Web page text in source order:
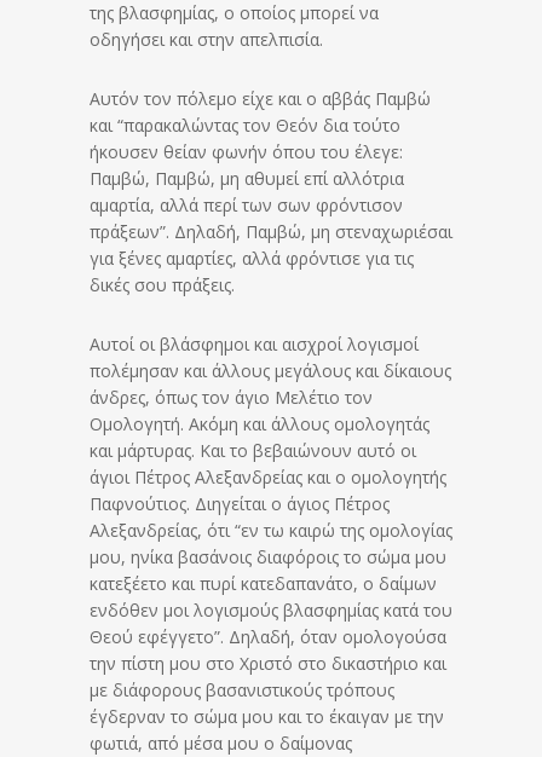
της βλασφημίας, ο οποίος μπορεί να
οδηγήσει και στην απελπισία.
Αυτόν τον πόλεμο είχε και ο αββάς Παμβώ
και “παρακαλώντας τον Θεόν δια τούτο
ήκουσεν θείαν φωνήν όπου του έλεγε:
Παμβώ, Παμβώ, μη αθυμεί επί αλλότρια
αμαρτία, αλλά περί των σων φρόντισον
πράξεων”. Δηλαδή, Παμβώ, μη στεναχωριέσαι
για ξένες αμαρτίες, αλλά φρόντισε για τις
δικές σου πράξεις.
Αυτοί οι βλάσφημοι και αισχροί λογισμοί
πολέμησαν και άλλους μεγάλους και δίκαιους
άνδρες, όπως τον άγιο Μελέτιο τον
Ομολογητή. Ακόμη και άλλους ομολογητάς
και μάρτυρας. Και το βεβαιώνουν αυτό οι
άγιοι Πέτρος Αλεξανδρείας και ο ομολογητής
Παφνούτιος. Διηγείται ο άγιος Πέτρος
Αλεξανδρείας, ότι “εν τω καιρώ της ομολογίας
μου, ηνίκα βασάνοις διαφόροις το σώμα μου
κατεξέετο και πυρί κατεδαπανάτο, ο δαίμων
ενδόθεν μοι λογισμούς βλασφημίας κατά του
Θεού εφέγγετο”. Δηλαδή, όταν ομολογούσα
την πίστη μου στο Χριστό στο δικαστήριο και
με διάφορους βασανιστικούς τρόπους
έγδερναν το σώμα μου και το έκαιγαν με την
φωτιά, από μέσα μου ο δαίμονας